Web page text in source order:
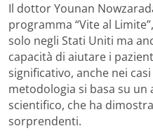
Il dottor Younan
programma “Vite al
solo negli Stati Uniti ma
capacità di aiutare i
significativo, anche nei
metodologia si basa su
scientifico, che ha
sorprendenti.